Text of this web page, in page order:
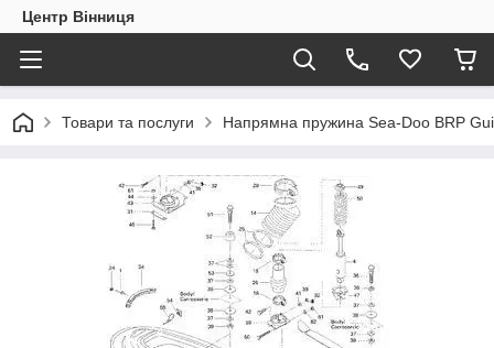
Центр Вінниця
Товари та послуги Напрямна пружина Sea-Doo BRP